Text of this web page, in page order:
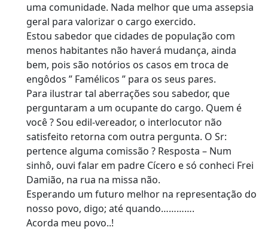
uma comunidade. Nada melhor que uma assepsia
geral para valorizar o cargo exercido.
Estou sabedor que cidades de população com
menos habitantes não haverá mudança, ainda
bem, pois são notórios os casos em troca de
engôdos ” Famélicos ” para os seus pares.
Para ilustrar tal aberrações sou sabedor, que
perguntaram a um ocupante do cargo. Quem é
você ? Sou edil-vereador, o interlocutor não
satisfeito retorna com outra pergunta. O Sr:
pertence alguma comissão ? Resposta – Num
sinhô, ouvi falar em padre Cícero e só conheci Frei
Damião, na rua na missa não.
Esperando um futuro melhor na representação do
nosso povo, digo; até quando………….
Acorda meu povo..!